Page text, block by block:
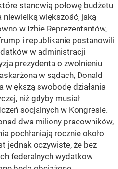
stanowią połowę budżetu
niewielką większość, jaką
w Izbie Reprezentantów,
i republikanie postanowili
w administracji
prezydenta o zwolnieniu
w sądach, Donald
większą swobodę działania
niż gdyby musiał
socjalnych w Kongresie.
dwa miliony pracowników,
pochłaniają rocznie około
jednak oczywiste, że bez
federalnych wydatków